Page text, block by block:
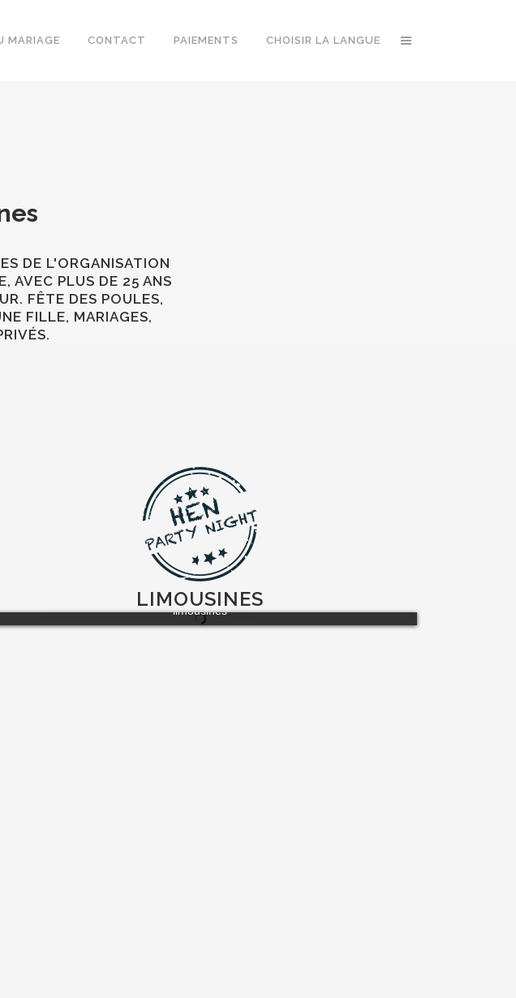
MARIAGE CONTACT PAIEMENTS CHOISIR LA LANGUE
DE L'ORGANISATION
AVEC PLUS DE 25 ANS
FÊTE DES POULES,
FILLE, MARIAGES,
LIMOUSINES